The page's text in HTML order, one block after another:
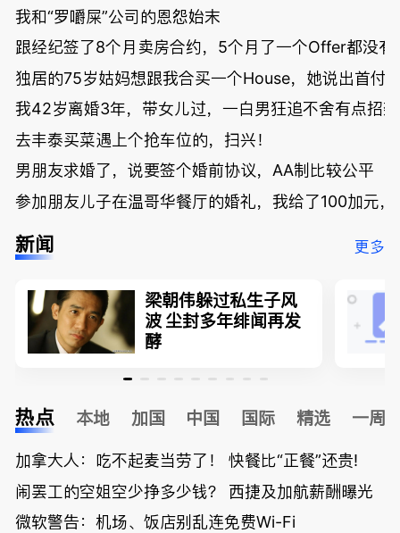
我和“罗嚼屎”公司的恩怨始末
跟经纪签了8个月卖房合约，5个月了一个Offer都没有
独居的75岁姑妈想跟我合买一个House，她说出首付
我42岁离婚3年，带女儿过，一白男狂追不舍有点招
去丰泰买菜遇上个抢车位的，扫兴！
男朋友求婚了，说要签个婚前协议，AA制比较公平
参加朋友儿子在温哥华餐厅的婚礼，我给了100加元，
新闻 更多
梁朝伟躲过私生子风
波 尘封多年绯闻再发
酵
热点 本地 加国 中国 国际 精选 一周
加拿大人：吃不起麦当劳了！ 快餐比“正餐”还贵!
闹罢工的空姐空少挣多少钱？ 西捷及加航薪酬曝光
微软警告：机场、饭店别乱连免费Wi-Fi